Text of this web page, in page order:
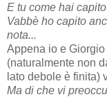
E tu come hai
Vabbè ho capito
nota...
Appena io e
(naturalmente non
lato debole è finita)
Ma di che vi